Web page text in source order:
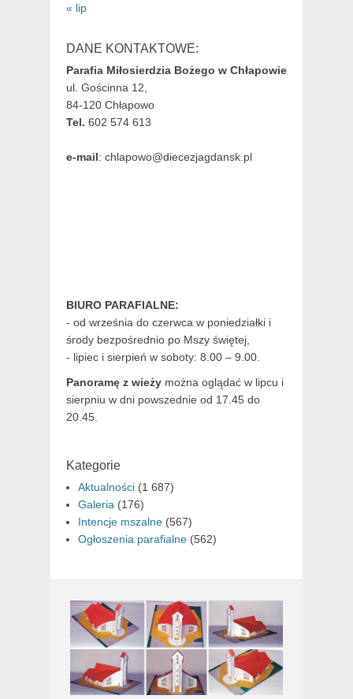
« lip
DANE KONTAKTOWE:
Parafia Miłosierdzia Bożego w Chłapowie
ul. Gościnna 12,
84-120 Chłapowo
Tel. 602 574 613
e-mail: chlapowo@diecezjagdansk.pl
BIURO PARAFIALNE:
- od września do czerwca w poniedziałki i
środy bezpośrednio po Mszy świętej,
- lipiec i sierpień w soboty: 8.00 – 9.00.
Panoramę z wieży można oglądać w lipcu i
sierpniu w dni powszednie od 17.45 do
20.45.
Kategorie
Aktualności (1 687)
Galeria (176)
Intencje mszalne (567)
Ogłoszenia parafialne (562)